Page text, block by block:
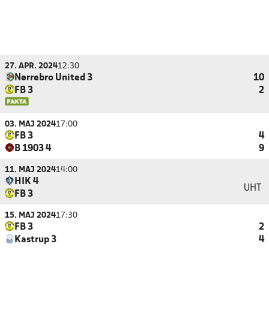
27. APR. 202412:30
Nørrebro United 3
10
FB 3
2
03. MAJ 202417:00
FB 3
4
B 1903 4
9
11. MAJ 202414:00
HIK 4
FB 3
UHT
15. MAJ 202417:30
FB 3
2
Kastrup 3
4